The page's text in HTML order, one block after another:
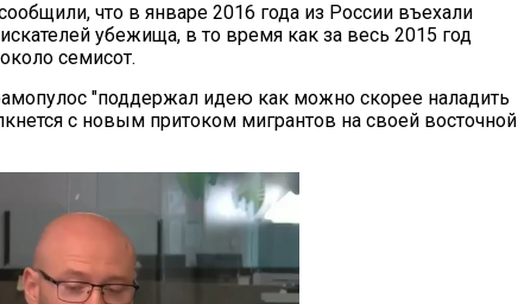
что в январе 2016 года из России въехали
убежища, в то время как за весь 2015 год
семисот.
"поддержал идею как можно скорее наладить
с новым притоком мигрантов на своей восточной